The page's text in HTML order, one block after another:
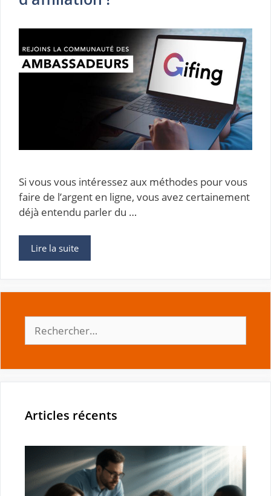
Si vous vous intéressez aux méthodes pour vous
faire de l’argent en ligne, vous avez certainement
déjà entendu parler du …
Lire la suite
Rechercher :
Articles récents